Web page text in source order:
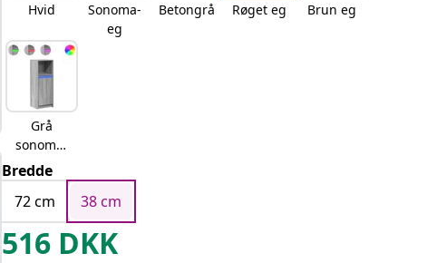
Hvid
Sonoma-
eg
Betongrå Røget eg Brun eg
Grå
sonoma-
eg
Bredde
72 cm
38 cm
516 DKK